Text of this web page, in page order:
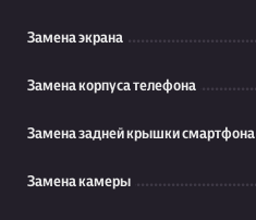
Замена экрана
Замена корпуса телефона
Замена задней крышки смартфона
Замена камеры